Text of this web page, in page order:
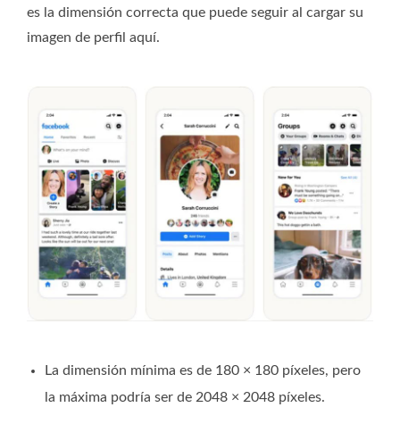
es la dimensión correcta que puede seguir al cargar su
imagen de perfil aquí.
La dimensión mínima es de 180 × 180 píxeles, pero
la máxima podría ser de 2048 × 2048 píxeles.